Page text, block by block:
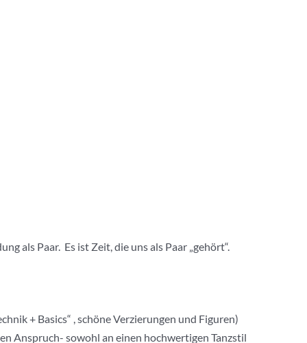
als Paar. Es ist Zeit, die uns als Paar „gehört“.
+ Basics“ , schöne Verzierungen und Figuren)
Anspruch- sowohl an einen hochwertigen Tanzstil